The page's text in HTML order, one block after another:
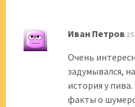
Иван Петров
Очень
задумывался,
история у
факты о